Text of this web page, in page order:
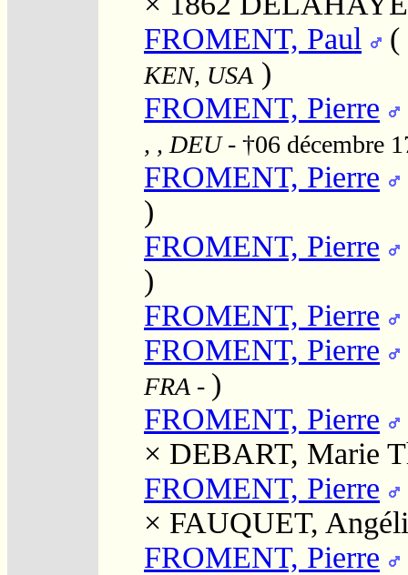
FROMENT, Paul
(
KEN, USA )
FROMENT, Pierre
, , DEU- †06 décembre
FROMENT, Pierre
)
FROMENT, Pierre
)
FROMENT, Pierre
FROMENT, Pierre
FRA - )
FROMENT, Pierre
× DEBART, Marie
FROMENT, Pierre
× FAUQUET,
FROMENT, Pierre